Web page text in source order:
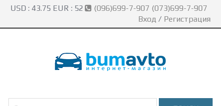
USD : 43.75 EUR : 52
(096)699-7-907 (073)699-7-907
Вход / Регистрация